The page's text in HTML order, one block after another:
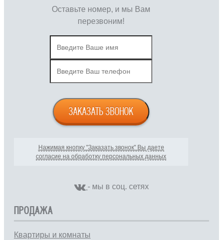
Оставьте номер, и мы Вам
перезвоним!
ЗАКАЗАТЬ ЗВОНОК
Нажимая кнопку "Заказать звонок" Вы даете
согласие на обработку персональных данных
- мы в соц. сетях
ПРОДАЖА
Квартиры и комнаты